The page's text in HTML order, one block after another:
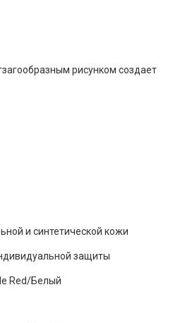
рисунком создает
и синтетической кожи
защиты
Red/Белый